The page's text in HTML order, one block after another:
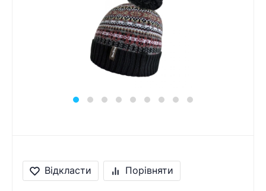
Відкласти Порівняти
Повідомлення